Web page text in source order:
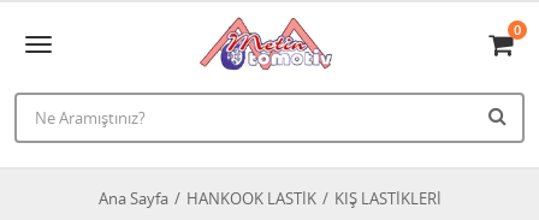
0
Ana Sayfa HANKOOK LASTİK KIŞ LASTİKLERİ